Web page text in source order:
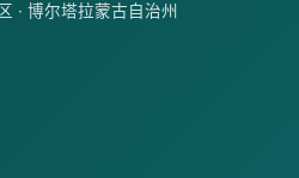
· 博尔塔拉蒙古自治州